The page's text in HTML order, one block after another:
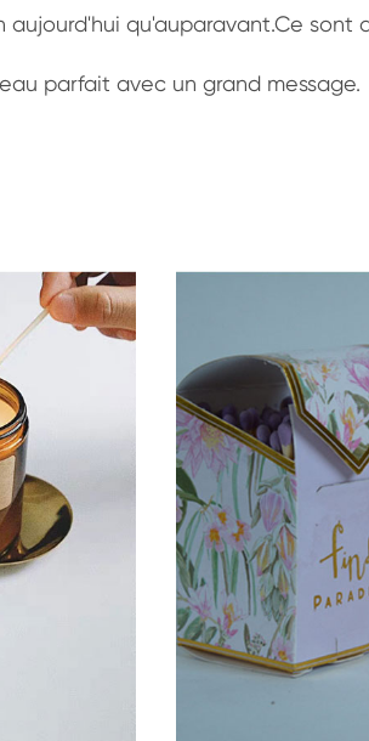
qu'auparavant.Ce
parfait avec un grand message.